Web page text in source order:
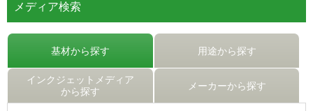
メディア検索
基材から探す 用途から探す
インクジェットメディア
から探す
メーカーから探す